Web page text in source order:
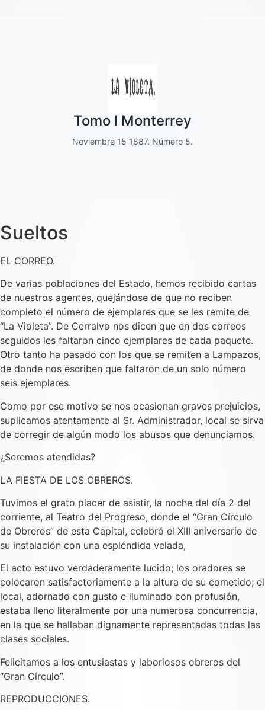
Tomo I Monterrey
Noviembre 15 1887. Número 5.
y de variedades
Dedicado a las familias.
Sueltos
EL CORREO.
De varias poblaciones del Estado, hemos recibido cartas
de nuestros agentes, quejándose de que no reciben
completo el número de ejemplares que se les remite de
“La Violeta”. De Cerralvo nos dicen que en dos correos
seguidos les faltaron cinco ejemplares de cada paquete.
Otro tanto ha pasado con los que se remiten a Lampazos,
de donde nos escriben que faltaron de un solo número
seis ejemplares.
Como por ese motivo se nos ocasionan graves prejuicios,
suplicamos atentamente al Sr. Administrador, local se sirva
de corregir de algún modo los abusos que denunciamos.
¿Seremos atendidas?
LA FIESTA DE LOS OBREROS.
Tuvimos el grato placer de asistir, la noche del día 2 del
corriente, al Teatro del Progreso, donde el “Gran Círculo
de Obreros” de esta Capital, celebró el XIII aniversario de
su instalación con una espléndida velada,
El acto estuvo verdaderamente lucido; los oradores se
colocaron satisfactoriamente a la altura de su cometido; el
local, adornado con gusto e iluminado con profusión,
estaba lleno literalmente por una numerosa concurrencia,
en la que se hallaban dignamente representadas todas las
clases sociales.
Felicitamos a los entusiastas y laboriosos obreros del
“Gran Círculo”.
REPRODUCCIONES.